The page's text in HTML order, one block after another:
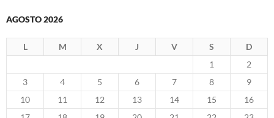
AGOSTO 2026
L M X J V S
D
1
2
3
4 5 6 7 8
9
10
11 12 13 14 15
16